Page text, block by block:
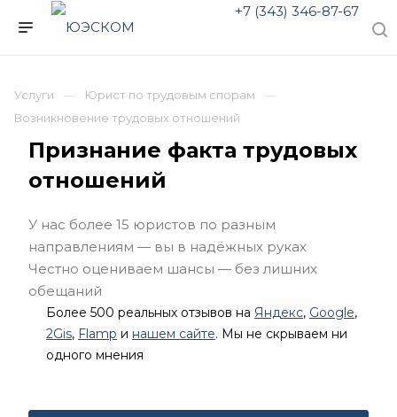
+7 (343) 346-87-67
Услуги
Юрист по трудовым спорам
Возникновение трудовых отношений
Признание факта трудовых
отношений
У нас более 15 юристов по разным
направлениям — вы в надёжных руках
Честно оцениваем шансы — без лишних
обещаний
Более 500 реальных отзывов на Яндекс, Google,
2Gis, Flamp и нашем сайте. Мы не скрываем ни
одного мнения